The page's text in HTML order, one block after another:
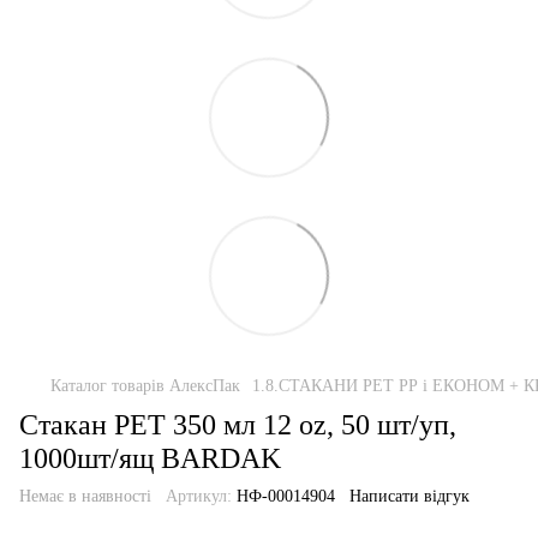
Каталог товарів АлексПак 1.8.СТАКАНИ РЕТ РР і ЕКОНОМ +
Стакан PET 350 мл 12 oz, 50 шт/уп,
1000шт/ящ BARDAK
Немає в наявності Артикул: НФ-00014904 Написати відгук